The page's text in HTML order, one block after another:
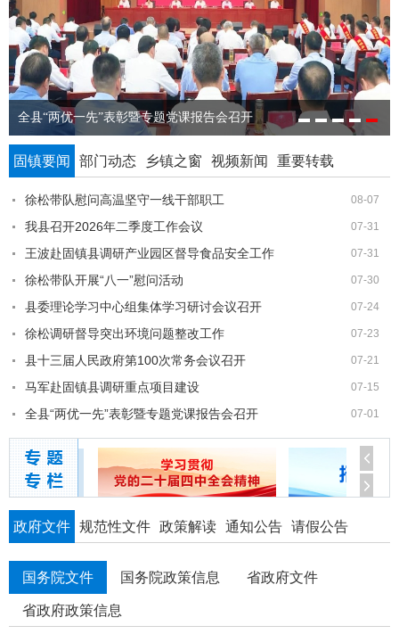
全县“两优一先”表彰暨专题党课报告会召开
固镇要闻 部门动态 乡镇之窗 视频新闻 重要转载
08-07
徐松带队慰问高温坚守一线干部职工
07-31
我县召开2026年二季度工作会议
07-31
王波赴固镇县调研产业园区督导食品安全工作
07-30
徐松带队开展“八一”慰问活动
07-24
县委理论学习中心组集体学习研讨会议召开
07-23
徐松调研督导突出环境问题整改工作
07-21
县十三届人民政府第100次常务会议召开
07-15
马军赴固镇县调研重点项目建设
07-01
全县“两优一先”表彰暨专题党课报告会召开
政府文件 规范性文件 政策解读 通知公告 请假公告
国务院文件 国务院政策信息 省政府文件
省政府政策信息